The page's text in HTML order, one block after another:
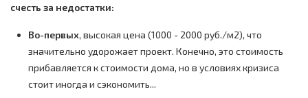
счесть за недостатки:
Во-первых, высокая цена (1000 - 2000 руб./м2), что
значительно удорожает проект. Конечно, это стоимость
прибавляется к стоимости дома, но в условиях кризиса
стоит иногда и сэкономить...